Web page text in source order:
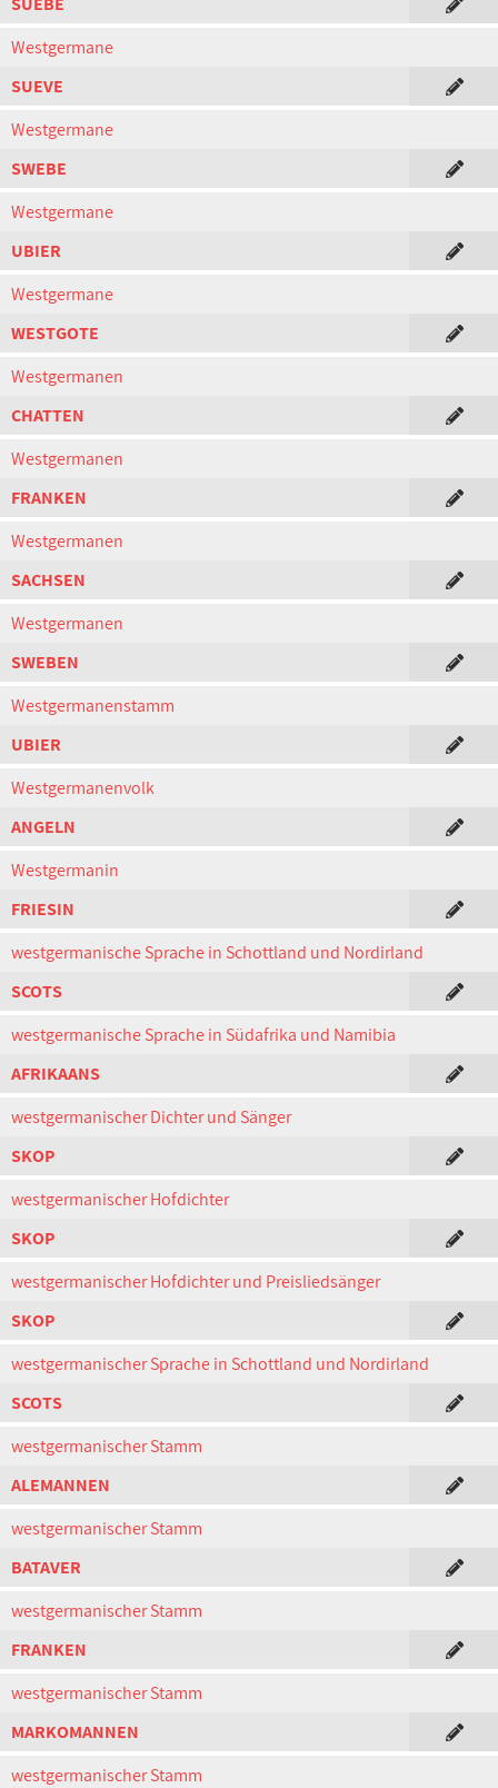
Westgermane
SUEVE
Westgermane
SWEBE
Westgermane
UBIER
Westgermane
WESTGOTE
Westgermanen
CHATTEN
Westgermanen
FRANKEN
Westgermanen
SACHSEN
Westgermanen
SWEBEN
Westgermanenstamm
UBIER
Westgermanenvolk
ANGELN
Westgermanin
FRIESIN
westgermanische Sprache in Schottland und Nordirland
SCOTS
westgermanische Sprache in Südafrika und Namibia
AFRIKAANS
westgermanischer Dichter und Sänger
SKOP
westgermanischer Hofdichter
SKOP
westgermanischer Hofdichter und Preisliedsänger
SKOP
westgermanischer Sprache in Schottland und Nordirland
SCOTS
westgermanischer Stamm
ALEMANNEN
westgermanischer Stamm
BATAVER
westgermanischer Stamm
FRANKEN
westgermanischer Stamm
MARKOMANNEN
westgermanischer Stamm